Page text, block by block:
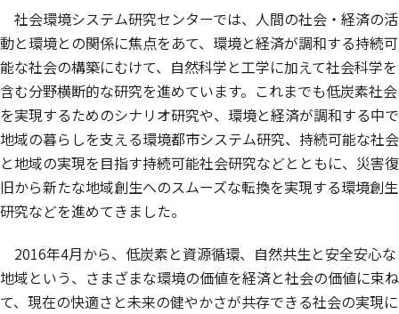
社会環境システム研究センターでは、人間の社会・経済の活
動と環境との関係に焦点をあて、環境と経済が調和する持続可
能な社会の構築にむけて、自然科学と工学に加えて社会科学を
含む分野横断的な研究を進めています。これまでも低炭素社会
を実現するためのシナリオ研究や、環境と経済が調和する中で
地域の暮らしを支える環境都市システム研究、持続可能な社会
と地域の実現を目指す持続可能社会研究などとともに、災害復
旧から新たな地域創生へのスムーズな転換を実現する環境創生
研究などを進めてきました。
2016年4月から、低炭素と資源循環、自然共生と安全安心な
地域という、さまざまな環境の価値を経済と社会の価値に束ね
て、現在の快適さと未来の健やかさが共存できる社会の実現に